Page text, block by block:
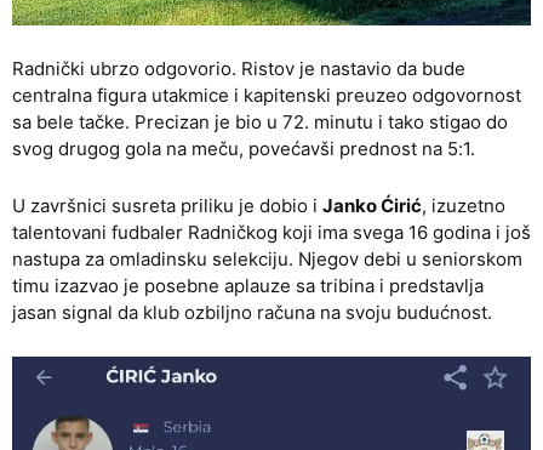
Radnički ubrzo odgovorio. Ristov je nastavio da bude
centralna figura utakmice i kapitenski preuzeo odgovornost
sa bele tačke. Precizan je bio u 72. minutu i tako stigao do
svog drugog gola na meču, povećavši prednost na 5:1.
U završnici susreta priliku je dobio i Janko Ćirić, izuzetno
talentovani fudbaler Radničkog koji ima svega 16 godina i još
nastupa za omladinsku selekciju. Njegov debi u seniorskom
timu izazvao je posebne aplauze sa tribina i predstavlja
jasan signal da klub ozbiljno računa na svoju budućnost.